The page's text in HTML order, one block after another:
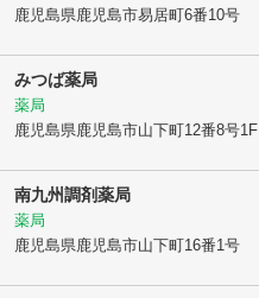
鹿児島県鹿児島市易居町6番10号
みつば薬局
薬局
鹿児島県鹿児島市山下町12番8号1F
南九州調剤薬局
薬局
鹿児島県鹿児島市山下町16番1号